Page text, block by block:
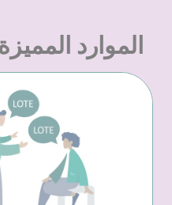
الموارد المميزة